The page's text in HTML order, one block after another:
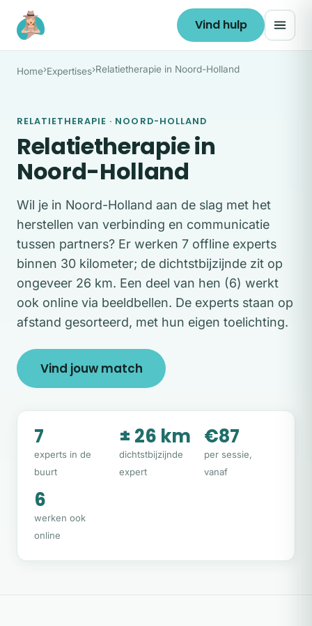
Ga naar de inhoud
Vind hulp
Home›Expertises›Relatietherapie in Noord-Holland
RELATIETHERAPIE · NOORD-HOLLAND
Relatietherapie in
Noord-Holland
Wil je in Noord-Holland aan de slag met het
herstellen van verbinding en communicatie
tussen partners? Er werken 7 offline experts
binnen 30 kilometer; de dichtstbijzijnde zit op
ongeveer 26 km. Een deel van hen (6) werkt
ook online via beeldbellen. De experts staan op
afstand gesorteerd, met hun eigen toelichting.
Vind jouw match
7
experts in de
buurt
± 26 km
dichtstbijzijnde
expert
€87
per sessie,
vanaf
6
werken ook
online